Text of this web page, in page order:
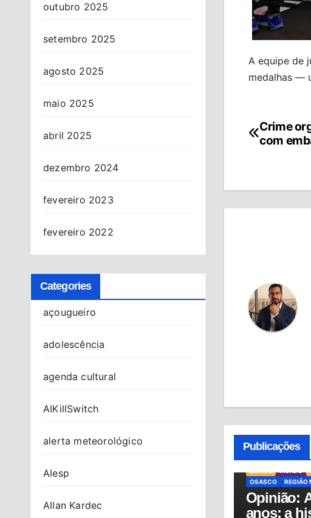
outubro 2025
setembro 2025
agosto 2025
maio 2025
abril 2025
dezembro 2024
fevereiro 2023
fevereiro 2022
Categories
açougueiro
adolescência
agenda cultural
AIKillSwitch
alerta meteorológico
Alesp
Allan Kardec
A equipe de
medalhas —
Crime
com
Publicações
OSASCO
REGIÃO
Opinião:
anos: a